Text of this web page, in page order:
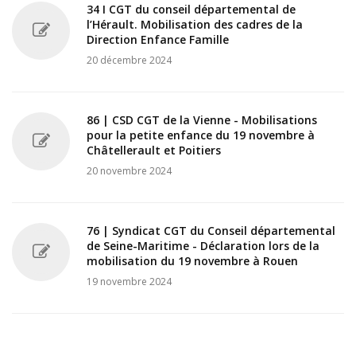
34 I CGT du conseil départemental de
l’Hérault. Mobilisation des cadres de la
Direction Enfance Famille
20 décembre 2024
86 | CSD CGT de la Vienne - Mobilisations
pour la petite enfance du 19 novembre à
Châtellerault et Poitiers
20 novembre 2024
76 | Syndicat CGT du Conseil départemental
de Seine-Maritime - Déclaration lors de la
mobilisation du 19 novembre à Rouen
19 novembre 2024